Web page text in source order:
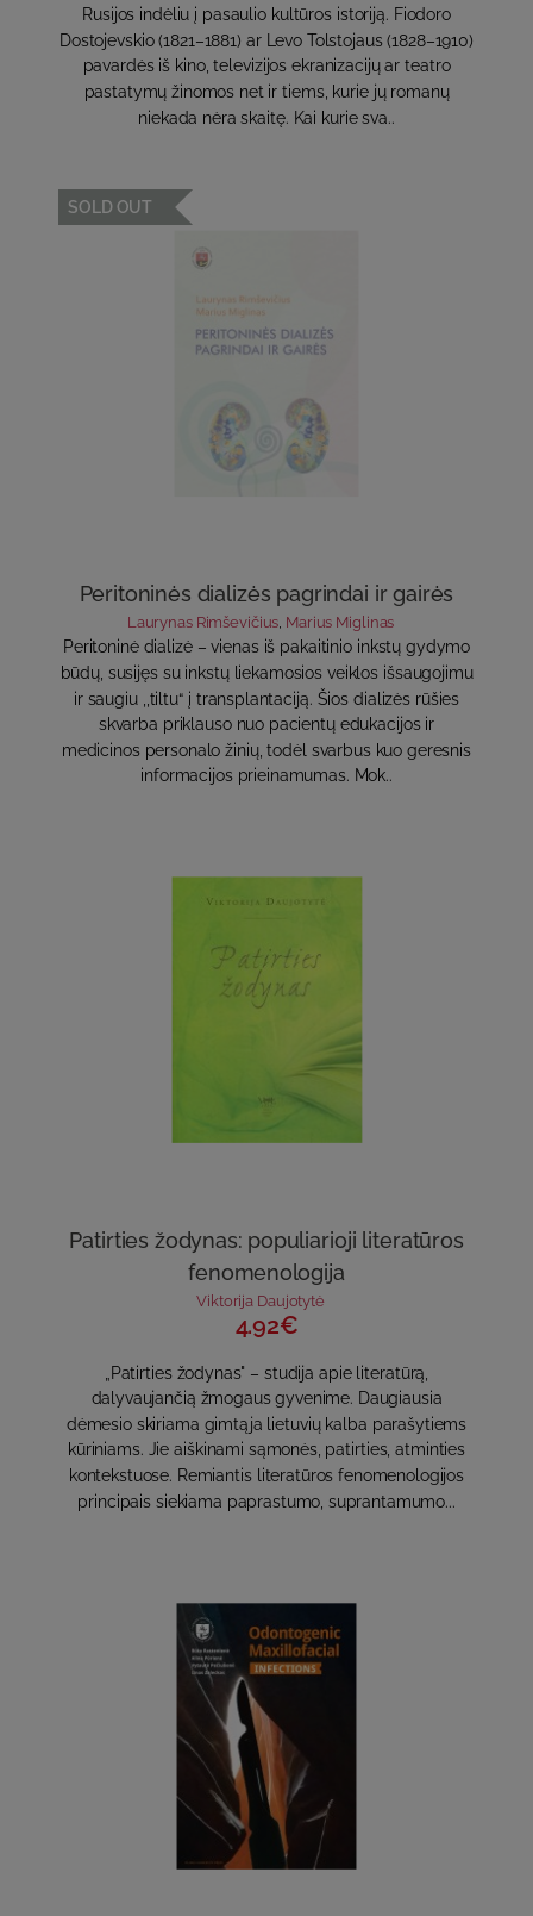
Rusijos indėliu į pasaulio kultūros istoriją. Fiodoro
Dostojevskio (1821–1881) ar Levo Tolstojaus (1828–1910)
pavardės iš kino, televizijos ekranizacijų ar teatro
pastatymų žinomos net ir tiems, kurie jų romanų
niekada nėra skaitę. Kai kurie sva..
SOLD OUT
Peritoninės dializės pagrindai ir gairės
Laurynas Rimševičius Marius Miglinas
Peritoninė dializė – vienas iš pakaitinio inkstų gydymo
būdų, susijęs su inkstų liekamosios veiklos išsaugojimu
ir saugiu ,,tiltu“ į transplantaciją. Šios dializės rūšies
skvarba priklauso nuo pacientų edukacijos ir
medicinos personalo žinių, todėl svarbus kuo geresnis
informacijos prieinamumas. Mok..
Patirties žodynas: populiarioji literatūros
fenomenologija
Viktorija Daujotytė
4.92€
„Patirties žodynas" – studija apie literatūrą,
dalyvaujančią žmogaus gyvenime. Daugiausia
dėmesio skiriama gimtąja lietuvių kalba parašytiems
kūriniams. Jie aiškinami sąmonės, patirties, atminties
kontekstuose. Remiantis literatūros fenomenologijos
principais siekiama paprastumo, suprantamumo...